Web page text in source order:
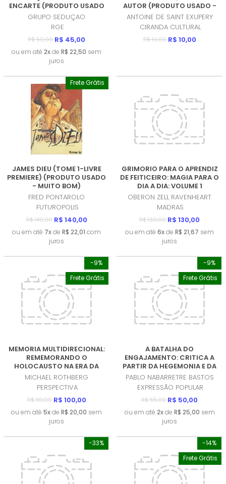
ENCARTE (PRODUTO USADO
- MUITO BOM)
GRUPO SEDUÇAO
RGE
R$ 50,00 R$ 45,00
ou em até 2xde R$ 22,50 sem
juros
AUTOR (PRODUTO USADO -
COMO NOVO)
ANTOINE DE SAINT EXUPERY
CIRANDA CULTURAL
R$ 10,00 R$ 10,00
Frete Grátis
JAMES DIEU (TOME 1-LIVRE
PREMIERE) (PRODUTO USADO
- MUITO BOM)
FRED PONTAROLO
FUTUROPOLIS
R$ 140,00 R$ 140,00
ou em até 7xde R$ 22,01 com
juros
GRIMORIO PARA O APRENDIZ
DE FEITICEIRO: MAGIA PARA O
DIA A DIA: VOLUME 1
(PRODUTO NOVO)
OBERON ZELL RAVENHEART
MADRAS
R$ 130,00 R$ 130,00
ou em até 6xde R$ 21,67 sem
juros
-9%
Frete Grátis
MEMORIA MULTIDIRECIONAL:
REMEMORANDO O
HOLOCAUSTO NA ERA DA
DESCOLONIZAÇAO
(PRODUTO NOVO)
MICHAEL ROTHBERG
PERSPECTIVA
R$ 110,00 R$ 100,00
ou em até 5xde R$ 20,00 sem
juros
-9%
Frete Grátis
A BATALHA DO
ENGAJAMENTO: CRITICA A
PARTIR DA HEGEMONIA E DA
ECONOMIA POLITICA DA
COMUNICAÇAO (EPC)
(PRODUTO NOVO)
PABLO NABARRETRE BASTOS
EXPRESSÃO POPULAR
R$ 55,00 R$ 50,00
ou em até 2xde R$ 25,00 sem
juros
-33%
-14%
Frete Grátis